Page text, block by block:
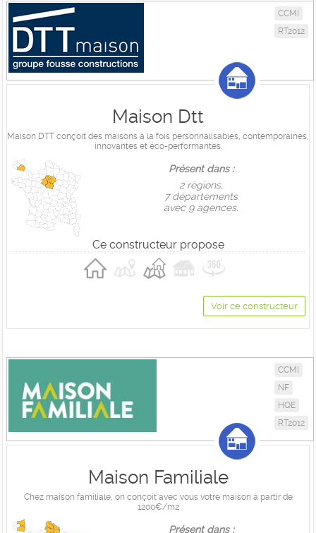
CCMI
RT2012
Maison Dtt
Maison DTT conçoit des maisons à la fois personnalisables, contemporaines,
innovantes et éco-performantes.
Présent dans :
2 règions,
7 départements
avec 9 agences.
Ce constructeur propose
Voir ce constructeur
CCMI
NF
HQE
RT2012
Maison Familiale
Chez maison familiale, on conçoit avec vous votre maison à partir de
1200€/m2
Présent dans :